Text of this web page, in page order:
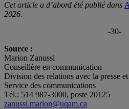
Cet article a d’abord été publié dans
2026.
-30-
Source :
Marion Zanussi
Conseillère en communication
Division des relations avec la presse
Service des communications
Tél.: 514 987-3000, poste 20125
zanussi.marion@uqam.ca